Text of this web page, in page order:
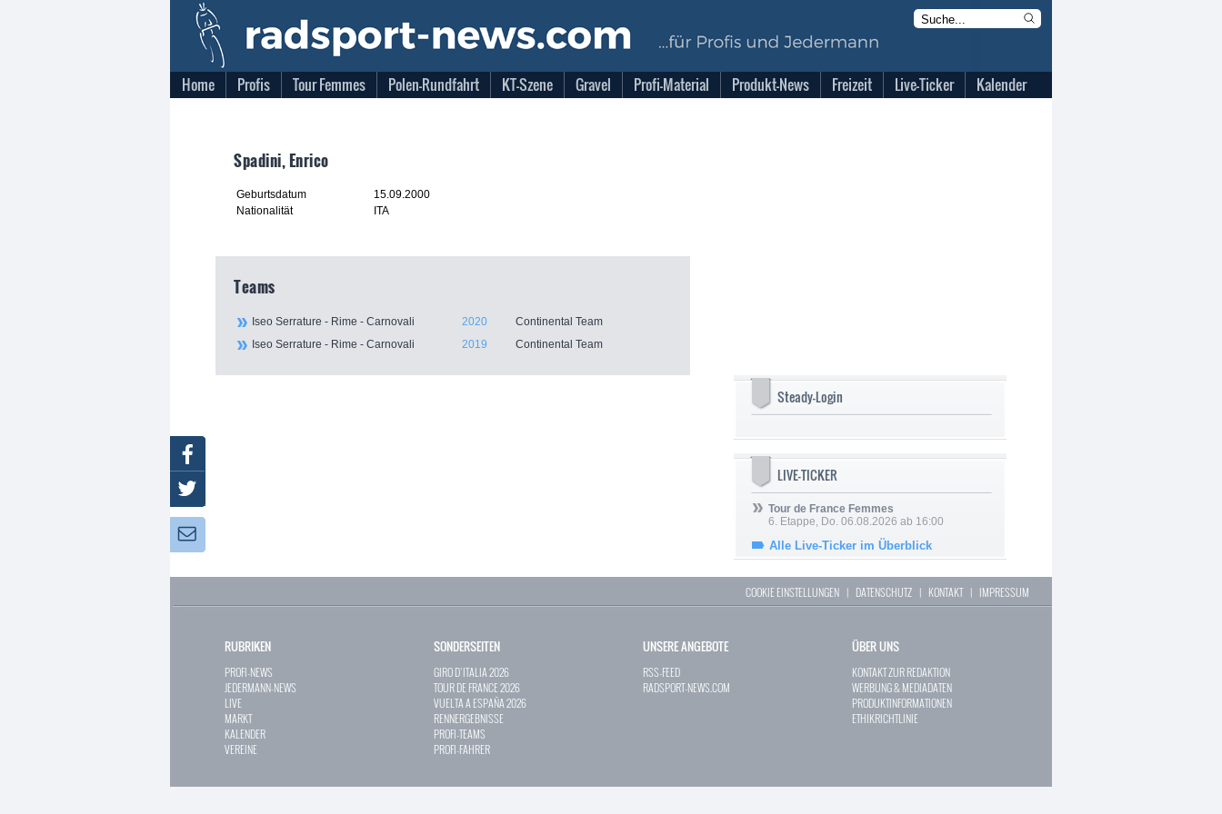
Home Profis Tour Femmes Polen-Rundfahrt KT-Szene Gravel Profi-Material Produkt-News Freizeit Live-Ticker Kalender
Spadini, Enrico
Geburtsdatum
15.09.2000
Nationalität
ITA
Teams
Iseo Serrature - Rime - Carnovali 2020
Continental Team
Iseo Serrature - Rime - Carnovali
2019 Continental Team
Steady-Login
LIVE-TICKER
Tour de France Femmes
6. Etappe, Do. 06.08.2026 ab 16:00
Alle Live-Ticker im Überblick
COOKIE EINSTELLUNGEN | DATENSCHUTZ | KONTAKT| IMPRESSUM
RUBRIKEN
PROFI-NEWS
JEDERMANN-NEWS
LIVE
MARKT
KALENDER
VEREINE
SONDERSEITEN
GIRO D`ITALIA 2026
TOUR DE FRANCE 2026
VUELTA A ESPAÑA 2026
RENNERGEBNISSE
PROFI-TEAMS
PROFI-FAHRER
UNSERE ANGEBOTE
RSS-FEED
RADSPORT-NEWS.COM
ÜBER UNS
KONTAKT ZUR REDAKTION
WERBUNG & MEDIADATEN
PRODUKTINFORMATIONEN
ETHIKRICHTLINIE